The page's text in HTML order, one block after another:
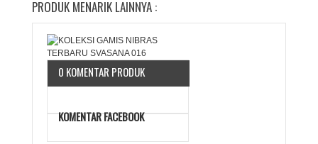
PRODUK MENARIK LAINNYA :
0 KOMENTAR PRODUK
KOMENTAR FACEBOOK